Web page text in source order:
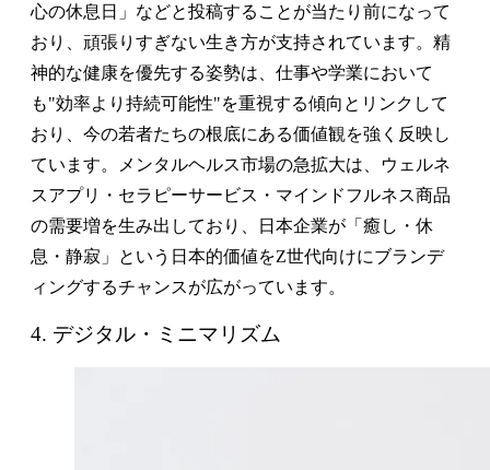
心の休息日」などと投稿することが当たり前になって
おり、頑張りすぎない生き方が支持されています。精
神的な健康を優先する姿勢は、仕事や学業において
も"効率より持続可能性"を重視する傾向とリンクして
おり、今の若者たちの根底にある価値観を強く反映し
ています。メンタルヘルス市場の急拡大は、ウェルネ
スアプリ・セラピーサービス・マインドフルネス商品
の需要増を生み出しており、日本企業が「癒し・休
息・静寂」という日本的価値をZ世代向けにブランデ
ィングするチャンスが広がっています。
4. デジタル・ミニマリズム